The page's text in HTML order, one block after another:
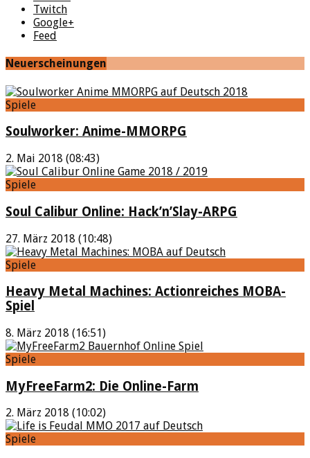
Twitch
Google+
Feed
Neuerscheinungen
Spiele
Soulworker: Anime-MMORPG
2. Mai 2018 (08:43)
Spiele
Soul Calibur Online: Hack’n’Slay-ARPG
27. März 2018 (10:48)
Spiele
Heavy Metal Machines: Actionreiches MOBA-
Spiel
8. März 2018 (16:51)
Spiele
MyFreeFarm2: Die Online-Farm
2. März 2018 (10:02)
Spiele